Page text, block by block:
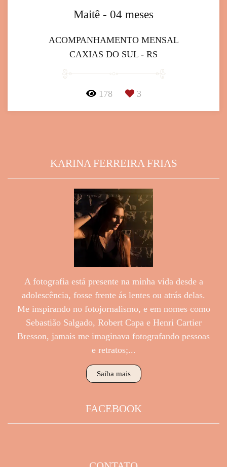
Maitê - 04 meses
ACOMPANHAMENTO MENSAL
CAXIAS DO SUL - RS
178 3
KARINA FERREIRA FRIAS
A fotografia está presente na minha vida desde a
adolescência, fosse frente ás lentes ou atrás delas.
Me inspirando no fotojornalismo, e em nomes como
Sebastião Salgado, Robert Capa e Henri Cartier
Bresson, jamais me imaginava fotografando pessoas
e retratos;...
Saiba mais
FACEBOOK